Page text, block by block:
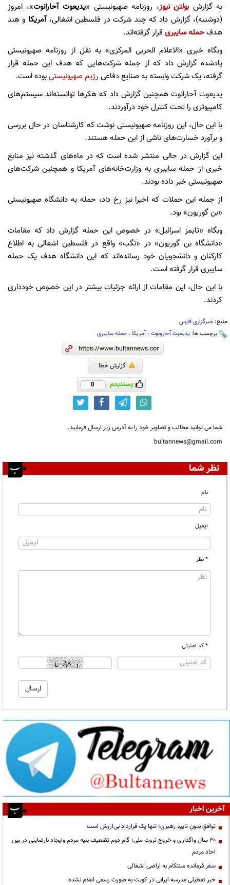
به گزارشبولتن نیوز، روزنامه صهیونیستی «یدیعوت‌ آحارانوت»،‌ امروز
(دوشنبه)، گزارش داد که چند شرکت در فلسطین اشغالی،‌آمریکا و هند
هدفحمله سایبری قرار گرفته‌اند.
وبگاه خبری «الاعلام الحربی المرکزی» به نقل از روزنامه صهیونیستی
یادشده گزارش داد که از جمله شرکت‌هایی که هدف این حمله قرار
گرفته‌، یک شرکت وابسته به صنایع دفاعی رژیم صهیونیستیبوده است.
یدیعوت آحارانوت همچنین گزارش داد که هکرها توانسته‌اند سیستم‌های
کامپیوتری را تحت کنترل خود درآوردند.
با این حال، این روزنامه صهیونیستی نوشت که کارشناسان در حال بررسی
و برآورد خسارت‌های ناشی از این حمله هستند.
این گزارش در حالی منتشر شده است که در ماه‌های گذشته نیز منابع
خبری از حمله سایبری به وزارت‌خانه‌های آمریکا و همچنین شرکت‌های
صهیونیستی خبر داده بودند.
از جمله این حملات که اخیرا نیز رخ داد،‌ حمله به دانشگاه صهیونیستی
«بن گوریون»‌ بود.
وبگاه «تایمز اسرائیل» در خصوص این حمله گزارش داد که مقامات
«دانشگاه بن گوریون» در «نگب» واقع در فلسطین اشغالی به اطلاع
کارکنان و دانشجویان خود رسانده‌اند که این دانشگاه هدف یک حمله
سایبری قرار گرفته است.
با این حال،‌ این مقامات از ارائه جزئیات بیشتر در این خصوص خودداری
کردند.
منبع: خبرگزاری فارس
برچسب ها: یدیعوت آحارونوت ،آمریکا ، حمله سایبری
گزارش خطا
پسندیدم 0
شما می توانید مطالب و تصاویر خود را به آدرس زیر ارسال فرمایید.
bultannews@gmail.com
نظر شما
نام
ایمیل
* نظر
* کد امنیتی
آخرین اخبار
توافقِ بدونِ تاییدِ رهبری؛ تنها یک قراردادِ بی‌ارزش است
۳۰ سال واگذاری و خروج ثروت ملی؛ گام دوم تضعیف بنیه مردم وایجاد نارضایتی در بین
احاد مردم
سفر فرمانده سنتکام به اراضی اشغالی
خبر تعطیلی مدرسه ایرانی در کویت به صورت رسمی اعلام نشده